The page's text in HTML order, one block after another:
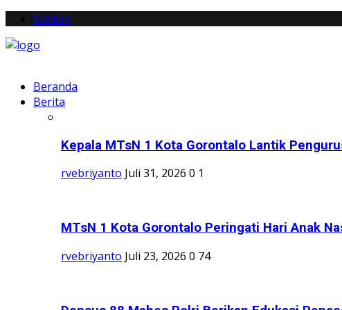
Kontak
Beranda
Berita
Kepala MTsN 1 Kota Gorontalo Lantik
rvebriyanto Juli 31, 2026 0 1
MTsN 1 Kota Gorontalo Peringati Hari Anak
rvebriyanto Juli 23, 2026 0 74